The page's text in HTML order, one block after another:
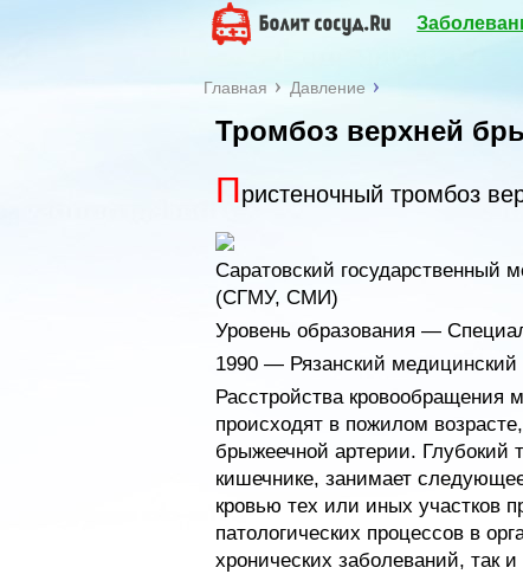
Главная Давление
Тромбоз верхней
Пристеночный тромбоз
Саратовский государственный
(СГМУ, СМИ)
Уровень образования —
1990 — Рязанский
Расстройства кровообращения
происходят в пожилом
брыжеечной артерии. Глубокий
кишечнике, занимает
кровью тех или иных участков
патологических процессов в
хронических заболеваний, так